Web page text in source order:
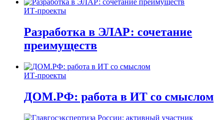
ИТ-проекты
Разработка в ЭЛАР: сочетание
преимуществ
ИТ-проекты
ДОМ.РФ: работа в ИТ со смыслом